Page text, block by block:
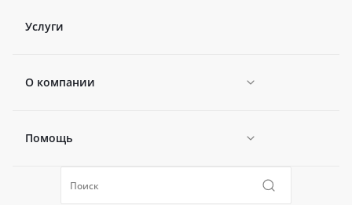
Услуги
О компании
Новости
Политика конфиденциальности
Помощь
Коллекции